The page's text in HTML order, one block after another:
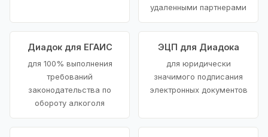
удаленными партнерами
Диадок для ЕГАИС
для 100% выполнения
требований
законодательства по
обороту алкоголя
ЭЦП для Диадока
для юридически
значимого подписания
электронных документов